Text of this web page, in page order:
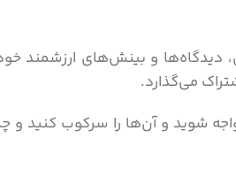
دیدگاه‌ها و بینش‌های ارزشمند
می‌گذارد.
شوید و آن‌ها را سرکوب کنید و